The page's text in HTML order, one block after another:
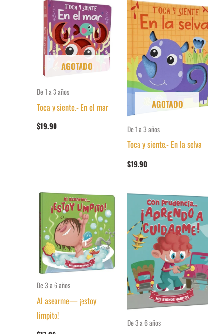
AGOTADO
De 1 a 3 años
Toca y siente.- En el mar
$19.90
AGOTADO
De 1 a 3 años
Toca y siente.- En la selva
$19.90
De 3 a 6 años
Al asearme— ¡estoy
limpito!
De 3 a 6 años